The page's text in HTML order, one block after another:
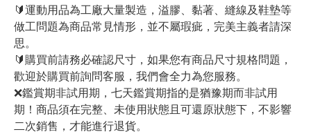
🔰運動用品為工廠大量製造，溢膠、黏著、縫線及鞋墊等
做工問題為商品常見情形，並不屬瑕疵，完美主義者請深
思。
🔰購買前請務必確認尺寸，如果您有商品尺寸規格問題，
歡迎於購買前詢問客服，我們會全力為您服務。
❌鑑賞期非試用期，七天鑑賞期指的是猶豫期而非試用
期！商品須在完整、未使用狀態且可還原狀態下，不影響
二次銷售，才能進行退貨。